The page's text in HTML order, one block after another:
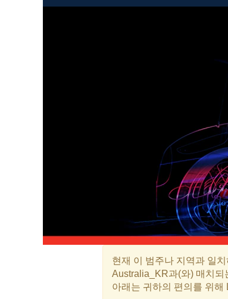
현재 이 범주나 지역과 일
Australia_KR과(와) 매치되
아래는 귀하의 편의를 위